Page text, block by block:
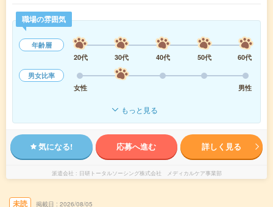
職場の雰囲気
年齢層
20代
30代 40代 50代
60代
男女比率
女性
男性
もっと見る
気になる! 応募へ進む 詳しく見る
派遣会社 日研トータルソーシング株式会社 メディカルケア事業部
未読 掲載日 2026/08/05